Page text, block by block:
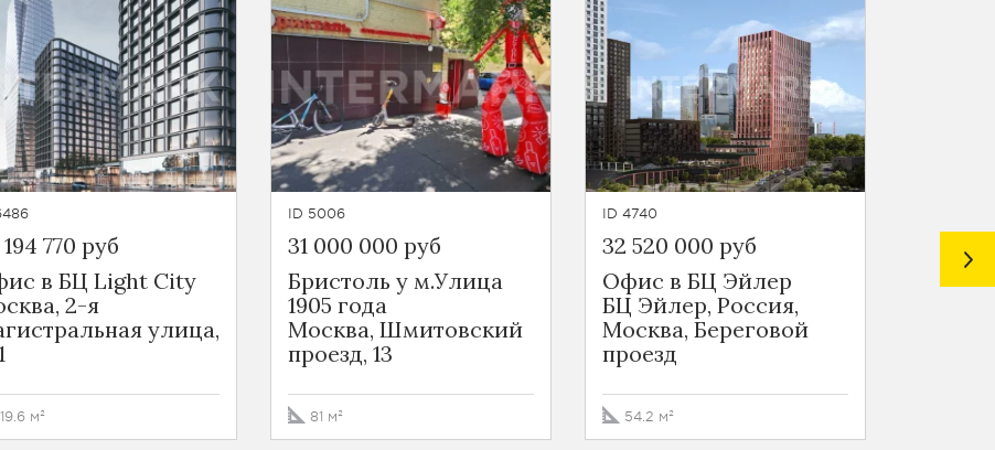
770 руб
в БЦ Light City
2-я
улица,
м²
ID 5006
31 000 000 руб
Бристоль у м.Улица
1905 года
Москва, Шмитовский
проезд, 13
81 м²
ID 4740
32 520 000 руб
Офис в БЦ Эйлер
БЦ Эйлер, Россия,
Москва, Береговой
проезд
54.2 м²
49
Офис